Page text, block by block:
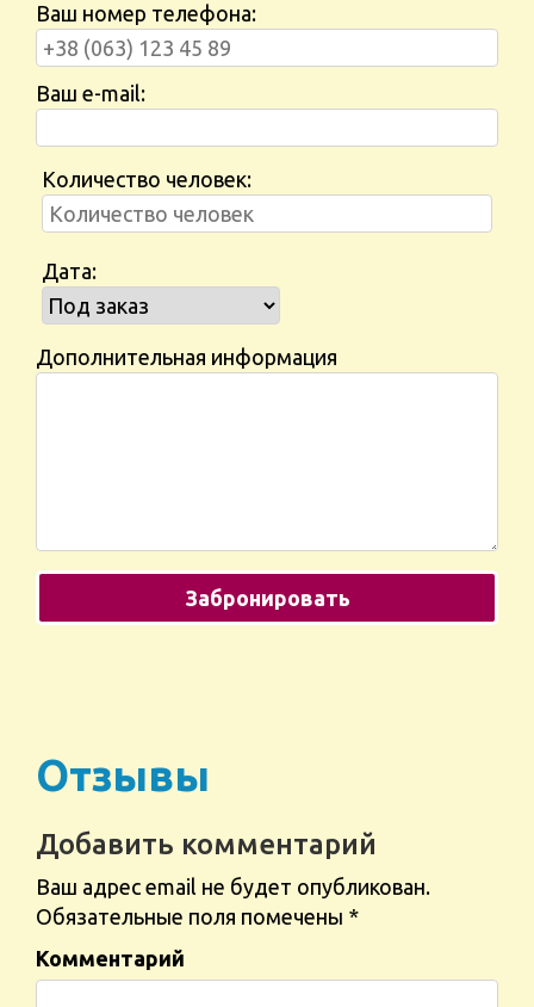
Ваш номер телефона:
Ваш e-mail:
Количество человек:
Дата:
Дополнительная информация
Отзывы
Добавить комментарий
Ваш адрес email не будет опубликован.
Обязательные поля помечены *
Комментарий